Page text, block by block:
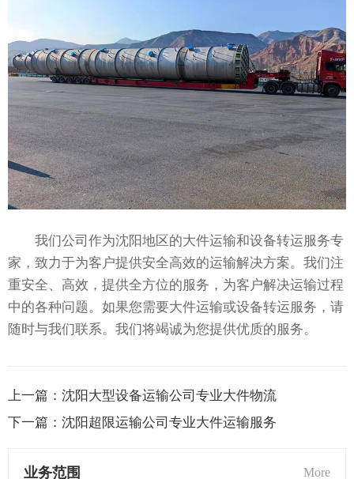
我们公司作为沈阳地区的大件运输和设备转运服务专
家，致力于为客户提供安全高效的运输解决方案。我们注
重安全、高效，提供全方位的服务，为客户解决运输过程
中的各种问题。如果您需要大件运输或设备转运服务，请
随时与我们联系。我们将竭诚为您提供优质的服务。
上一篇： 沈阳大型设备运输公司专业大件物流
下一篇： 沈阳超限运输公司专业大件运输服务
业务范围 More